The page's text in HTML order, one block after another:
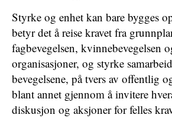
Styrke og enhet kan bare bygges
betyr det å reise kravet fra
fagbevegelsen, kvinnebevegelsen
organisasjoner, og styrke
bevegelsene, på tvers av offentlig
blant annet gjennom å invitere
diskusjon og aksjoner for felles